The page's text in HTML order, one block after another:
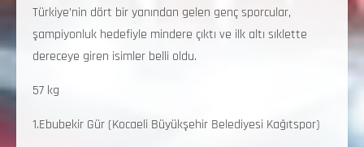
Türkiye’nin dört bir yanından gelen genç sporcular,
şampiyonluk hedefiyle mindere çıktı ve ilk altı sıklette
dereceye giren isimler belli oldu.
57 kg
1.Ebubekir Gür (Kocaeli Büyükşehir Belediyesi Kağıtspor)